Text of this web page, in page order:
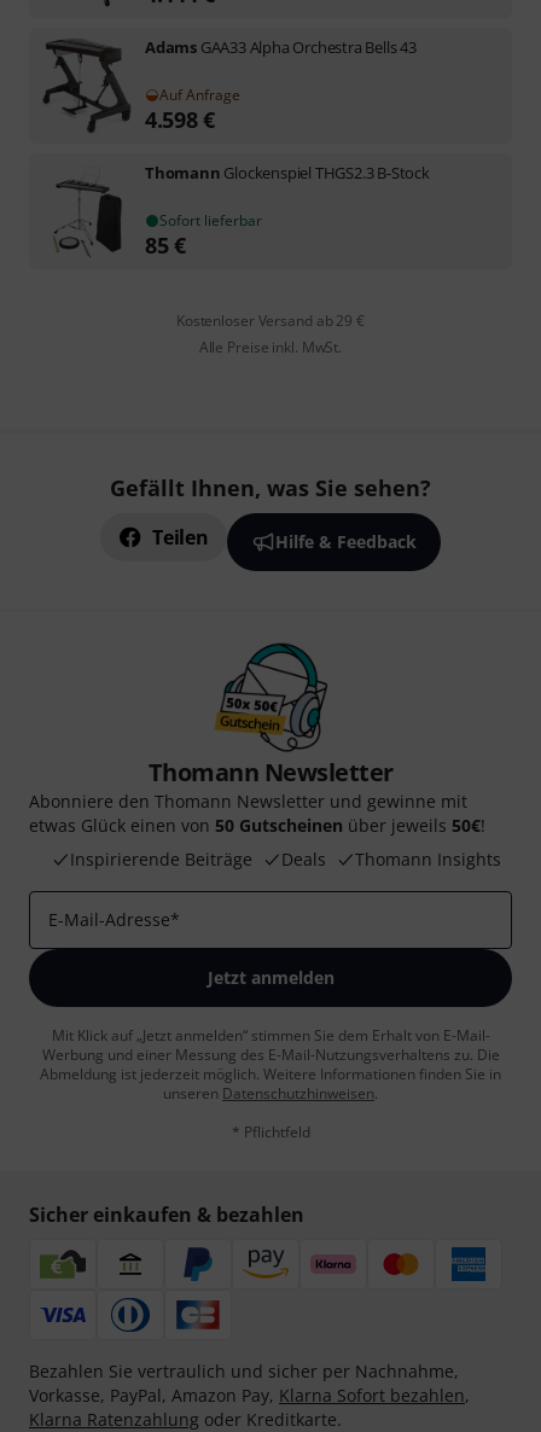
Adams GAA33 Alpha Orchestra Bells 43
Auf Anfrage
4.598€
Thomann Glockenspiel THGS2.3 B-Stock
Sofort lieferbar
85€
Kostenloser Versand ab 29 €
Alle Preise inkl. MwSt.
Gefällt Ihnen, was Sie sehen?
Teilen Hilfe & Feedback
Thomann Newsletter
Abonniere den Thomann Newsletter und gewinne mit
etwas Glück einen von 50 Gutscheinen über jeweils 50€!
Inspirierende Beiträge
Deals Thomann Insights
E-Mail-Adresse*
Jetzt anmelden
Mit Klick auf „Jetzt anmelden“ stimmen Sie dem Erhalt von E-Mail-
Werbung und einer Messung des E-Mail-Nutzungsverhaltens zu. Die
Abmeldung ist jederzeit möglich. Weitere Informationen finden Sie in
unseren Datenschutzhinweisen.
* Pflichtfeld
Sicher einkaufen & bezahlen
Bezahlen Sie vertraulich und sicher per Nachnahme,
Vorkasse, PayPal, Amazon Pay, Klarna Sofort bezahlen,
Klarna Ratenzahlung oder Kreditkarte.